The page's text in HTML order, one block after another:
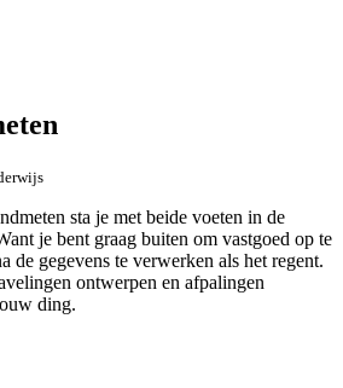
sta je met beide voeten in de
je bent graag buiten om vastgoed op te
de gegevens te verwerken als het regent.
ontwerpen en afpalingen
ding.